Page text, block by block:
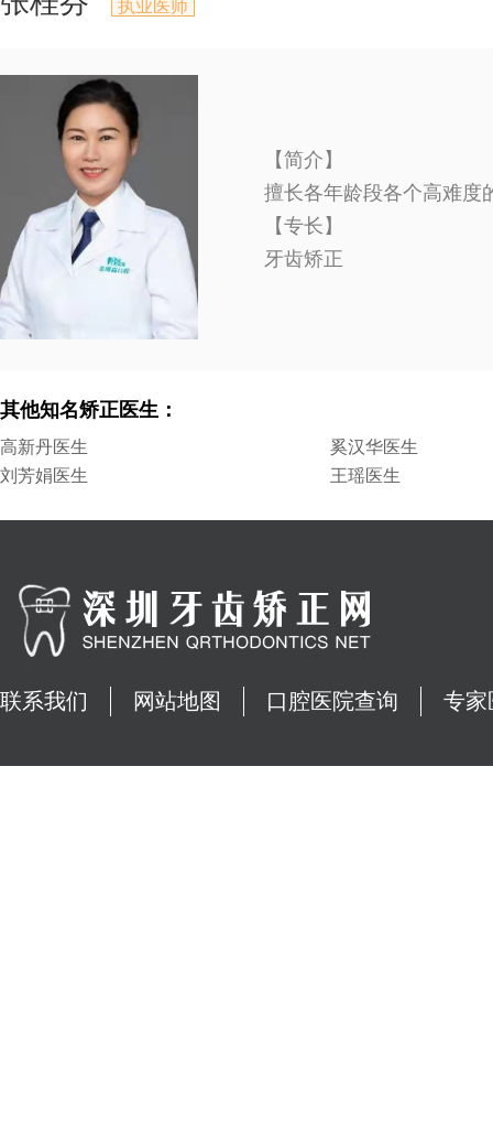
执业医师
【简介】
擅长各年龄段各个高难度
【专长】
牙齿矫正
其他知名矫正医生：
高新丹医生
奚汉华医生
刘芳娟医生
王瑶医生
联系我们 网站地图 口腔医院查询 专家